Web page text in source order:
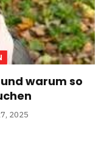
warum so
2025